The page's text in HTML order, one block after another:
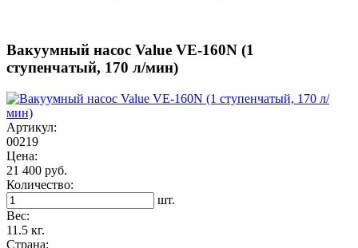
Вакуумный насос Value VE-160N (1
ступенчатый, 170 л/мин)
Артикул:
00219
Цена:
21 400 руб.
Количество:
шт.
Вес:
11.5 кг.
Страна: